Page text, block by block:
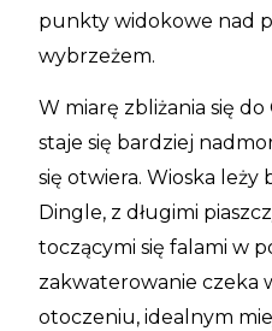
punkty widokowe nad
wybrzeżem.
W miarę zbliżania się
staje się bardziej
się otwiera. Wioska leży
Dingle, z długimi
toczącymi się falami w
zakwaterowanie czeka
otoczeniu, idealnym